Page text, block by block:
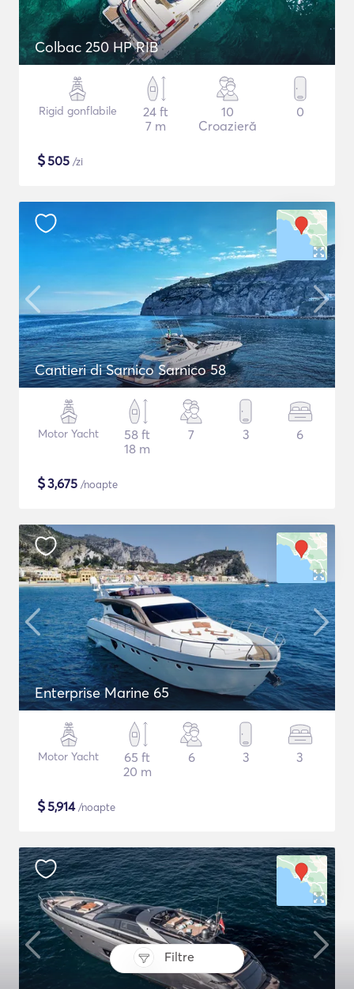
Filtre
Colbac 250 HP RIB
Rigid gonflabile
24 ft
7 m
10
Croazieră
0
$505 /zi
Cantieri di Sarnico Sarnico 58
Motor Yacht
58 ft
18 m
7 3 6
$3,675 /noapte
Enterprise Marine 65
Motor Yacht
65 ft
20 m
6 3 3
$5,914/noapte